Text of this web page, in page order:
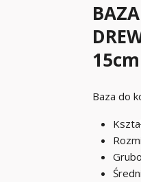
Baza do